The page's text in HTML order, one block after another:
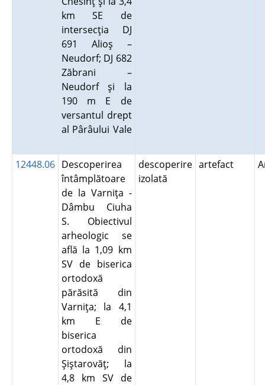
km SE de
intersecţia DJ
691 Alioş –
Neudorf; DJ 682
Zăbrani –
Neudorf şi la
190 m E de
versantul drept
al Pârâului Vale
12448.06 Descoperirea
întâmplătoare
de la Varniţa -
Dâmbu Ciuha
S. Obiectivul
arheologic se
află la 1,09 km
SV de biserica
ortodoxă
părăsită din
Varniţa; la 4,1
km E de
biserica
ortodoxă din
Şiştarovăţ; la
4,8 km SV de
descoperire
izolată
artefact